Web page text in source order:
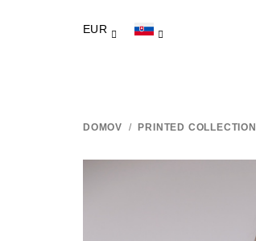
EUR
DOMOV / PRINTED COLLECTION